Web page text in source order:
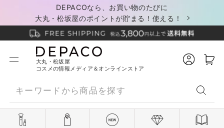
DEPACOなら、お買い物のたびに
大丸・松坂屋のポイントが貯まる！使える！
大丸・松坂屋
コスメの情報メディア＆オンラインストア